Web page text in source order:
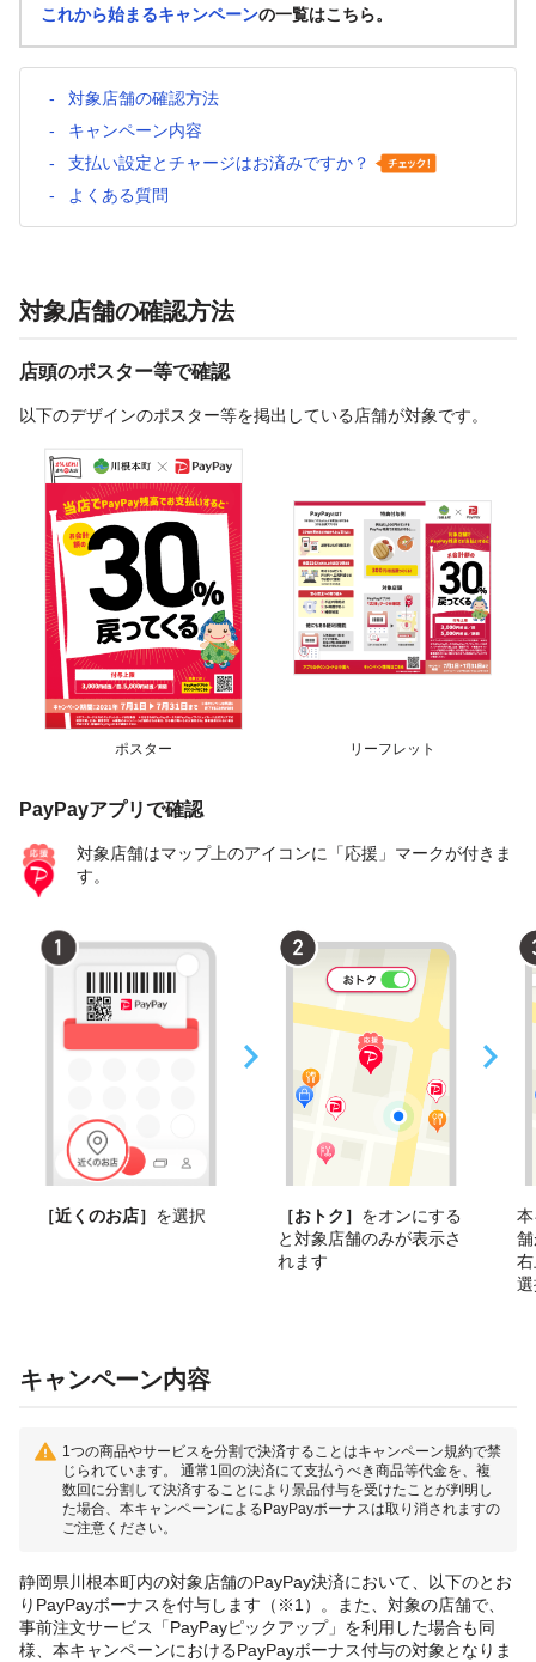
これから始まるキャンペーンの一覧はこちら。
対象店舗の確認方法
キャンペーン内容
支払い設定とチャージはお済みですか？
よくある質問
対象店舗の確認方法
店頭のポスター等で確認
以下のデザインのポスター等を掲出している店舗が対象です。
ポスター リーフレット
PayPayアプリで確認
対象店舗はマップ上のアイコンに「応援」マークが付きま
す。
［近くのお店］ を選択 ［おトク］ をオンにする
と対象店舗のみが表示さ
れます
キャンペーン内容
1つの商品やサービスを分割で決済することはキャンペーン規約で禁
じられています。 通常1回の決済にて支払うべき商品等代金を、複
数回に分割して決済することにより景品付与を受けたことが判明し
た場合、本キャンペーンによるPayPayボーナスは取り消されますの
ご注意ください。
静岡県川根本町内の対象店舗のPayPay決済において、以下のとお
りPayPayボーナスを付与します（※1）。また、対象の店舗で、
事前注文サービス「PayPayピックアップ」を利用した場合も同
様、本キャンペーンにおけるPayPayボーナス付与の対象となりま